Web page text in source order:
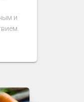
и